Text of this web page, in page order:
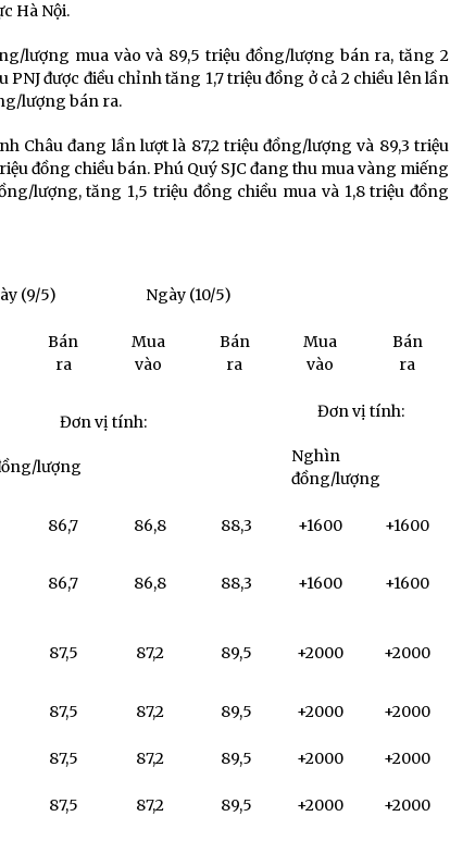
Hà Nội.
lượng mua vào và 89,5 triệu đồng/lượng bán ra, tăng 2
được điều chỉnh tăng 1,7 triệu đồng ở cả 2 chiều lên lần
lượng bán ra.
Châu đang lần lượt là 87,2 triệu đồng/lượng và 89,3 triệu
đồng chiều bán. Phú Quý SJC đang thu mua vàng miếng
lượng, tăng 1,5 triệu đồng chiều mua và 1,8 triệu đồng
(9/5) Ngày (10/5)
Bán
ra
Mua
vào
Bán
ra
Mua
vào
Bán
ra
Đơn vị tính:
lượng
Đơn vị tính:
Nghìn
đồng/lượng
86,7 86,8 88,3 +1600 +1600
86,7 86,8 88,3 +1600 +1600
87,5 87,2 89,5 +2000 +2000
87,5 87,2 89,5 +2000 +2000
87,5 87,2 89,5 +2000 +2000
87,5 87,2 89,5 +2000 +2000